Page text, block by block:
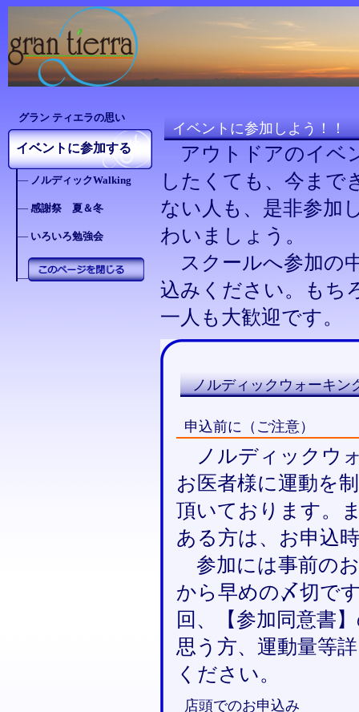
グラン ティエラの思い
イベントに参加する
― ノルディックWalking
― 感謝祭 夏＆冬
― いろいろ勉強会
―
イベントに参加しよう！！
アウトドアのイベ
したくても、今まで
ない人も、是非参加
わいましょう。
スクールへ参加の
込みください。もち
一人も大歓迎です。
ノルディックウォーキン
申込前に（ご注意）
ノルディックウ
お医者様に運動を
頂いております。
ある方は、お申込
参加には事前の
から早めの〆切で
回、【参加同意書
思う方、運動量等
ください。
店頭でのお申込み